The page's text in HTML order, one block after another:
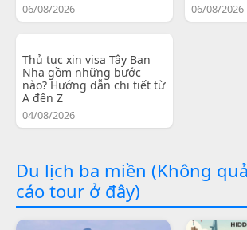
06/08/2026 06/08/2026
Thủ tục xin visa Tây Ban
Nha gồm những bước
nào? Hướng dẫn chi tiết từ
A đến Z
04/08/2026
Du lịch ba miền (Không
cáo tour ở đây)